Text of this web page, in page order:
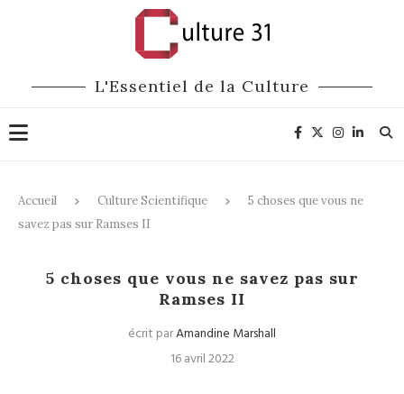
L'Essentiel de la Culture
Accueil Culture Scientifique
5 choses que vous ne
savez pas sur Ramses II
5 choses que vous ne savez pas sur
Ramses II
écrit parAmandine Marshall
16 avril 2022